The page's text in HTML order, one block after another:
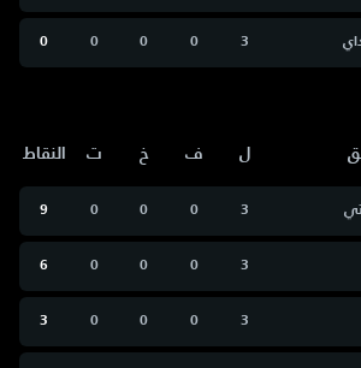
3
0
0
0
0
ل ف خ ت النقاط
3
0
0
0
9
3
0
0
0
6
3
0
0
0
3